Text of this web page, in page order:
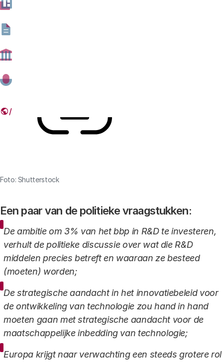
Innovatie op 22 april 2026, geeft het Rathenau Instituut
23 JUNI 2026
Foto: Shutterstock
Een paar van de politieke vraagstukken:
De ambitie om 3% van het bbp in R&D te investeren,
verhult de politieke discussie over wat die R&D
middelen precies betreft en waaraan ze besteed
(moeten) worden;
De strategische aandacht in het innovatiebeleid voor
de ontwikkeling van technologie zou hand in hand
moeten gaan met strategische aandacht voor de
maatschappelijke inbedding van technologie;
Europa krijgt naar verwachting een steeds grotere rol